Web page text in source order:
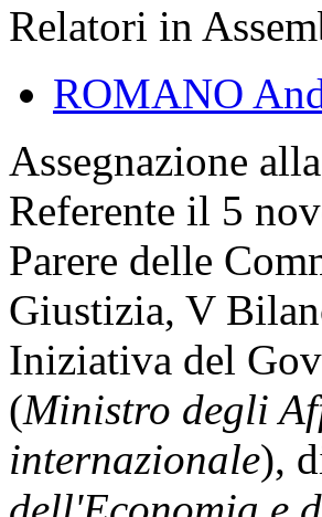
Relatori in
ROMANO
Assegnazione
Referente il 5
Parere delle
Giustizia, V
Iniziativa del
(Ministro degli
internazionale),